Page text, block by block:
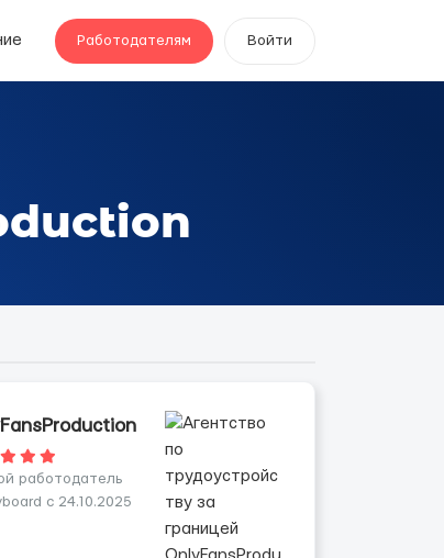
Работодателям Войти
работодатель
с 24.10.2025